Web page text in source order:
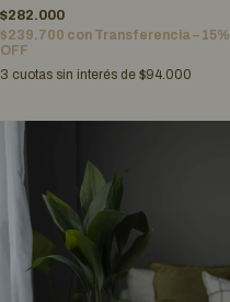
$282.000
$239.700 con Transferencia – 15%
OFF
3 cuotas sin interés de $94.000